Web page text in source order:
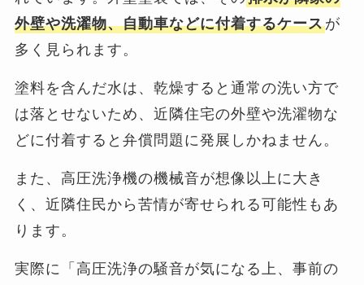
外壁や洗濯物、自動車などに付着するケースが
多く見られます。
塗料を含んだ水は、乾燥すると通常の洗い方で
は落とせないため、近隣住宅の外壁や洗濯物な
どに付着すると弁償問題に発展しかねません。
また、高圧洗浄機の機械音が想像以上に大き
く、近隣住民から苦情が寄せられる可能性もあ
ります。
実際に「高圧洗浄の騒音が気になる上、事前の